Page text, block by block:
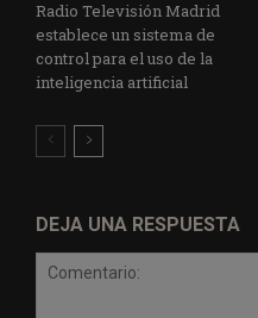
Radio Televisión Madrid
establece un sistema de
control para el uso de la
inteligencia artificial
DEJA UNA RESPUESTA